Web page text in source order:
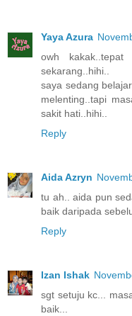
Yaya Azura
owh
sekarang..hihi..
saya sedang
melenting..tapi
sakit hati..hihi..
Reply
Aida Azryn
tu ah.. aida pun
baik daripada
Reply
Izan Ishak
sgt setuju kc...
baik...